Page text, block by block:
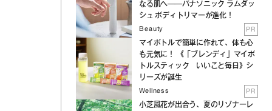
なる肌へ──パナソニック ラムダッ
シュ ボディトリマーが進化！
Beauty PR
マイボトルで簡単に作れて、体も心
も元気に！ 《「ブレンディ」マイボ
トルスティック いいこと毎日》シ
リーズが誕生
Wellness PR
小芝風花が出合う、夏のリゾナーレ